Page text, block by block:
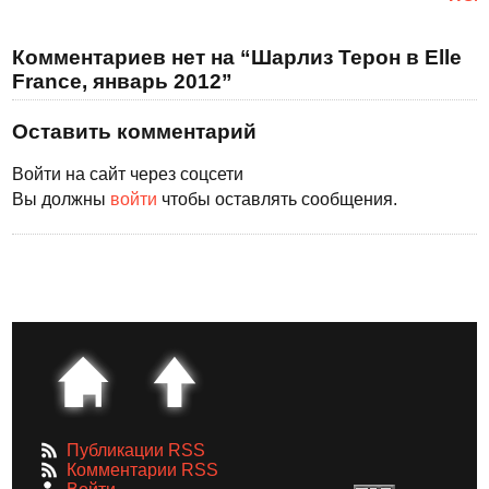
Комментариев нет на “Шарлиз Терон в Elle
France, январь 2012”
Оставить комментарий
Войти на сайт через соцсети
Вы должны войти чтобы оставлять сообщения.
Публикации RSS
Комментарии RSS